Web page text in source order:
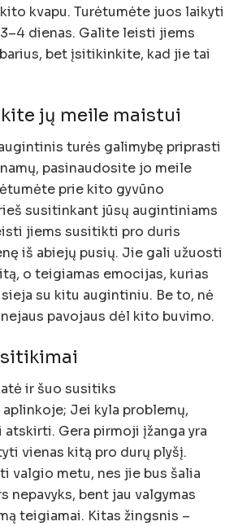
kvapu. Turėtumėte juos laikyti
dienas. Galite leisti jiems
bet įsitikinkite, kad jie tai
jų meile maistui
turės galimybę priprasti
pasinaudosite jo meile
prie kito gyvūno
susitinkant jūsų augintiniams
jiems susitikti pro duris
iš abiejų pusių. Jie gali užuosti
o teigiamas emocijas, kurias
su kitu augintiniu. Be to, nė
pavojaus dėl kito buvimo.
ir šuo susitiks
Jei kyla problemų,
Gera pirmoji įžanga yra
vienas kitą pro durų plyšį.
valgio metu, nes jie bus šalia
nepavyks, bent jau valgymas
teigiamai. Kitas žingsnis –